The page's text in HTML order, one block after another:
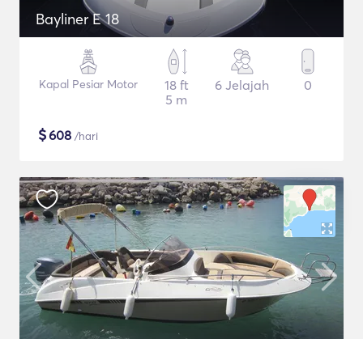
Bayliner E 18
Kapal Pesiar Motor
18 ft
5 m
6 Jelajah 0
$608 /hari